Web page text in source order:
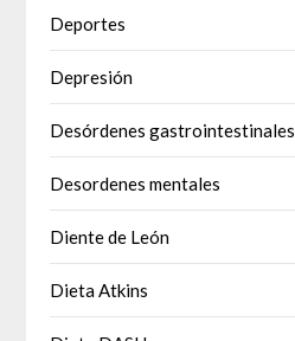
Deportes
Depresión
Desórdenes gastrointestinales
Desordenes mentales
Diente de León
Dieta Atkins